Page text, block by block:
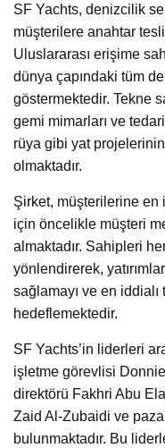
SF Yachts, denizcilik
müşterilere anahtar
Uluslararası erişime
dünya çapındaki tüm
göstermektedir. Tekne
gemi mimarları ve
rüya gibi yat
olmaktadır.
Şirket, müşterilerine
için öncelikle müşteri
almaktadır. Sahipleri
yönlendirerek,
sağlamayı ve en iddialı
hedeflemektedir.
SF Yachts’in liderleri
işletme görevlisi
direktörü Fakhri Abu
Zaid Al-Zubaidi ve
bulunmaktadır. Bu